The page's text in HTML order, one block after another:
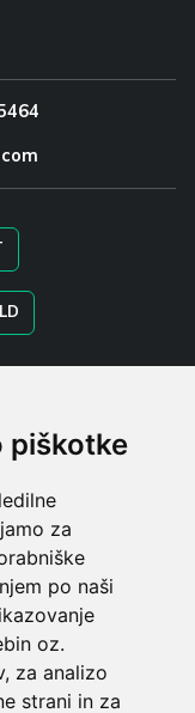
piškotke
za
po naši
oz.
za analizo
strani in za